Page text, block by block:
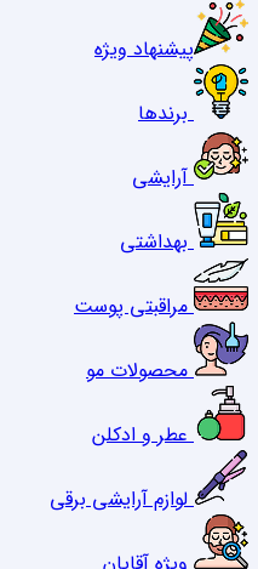
پیشنهاد ویژه
برندها
آرایشی
بهداشتی
مراقبتی پوست
محصولات مو
عطر و ادکلن
لوازم آرایشی برقی